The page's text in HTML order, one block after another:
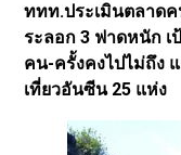
ททท.ประเมินตลาดค
ระลอก 3 ฟาดหนัก เ
คน-ครั้งคงไปไม่ถึง
เที่ยวอันซีน 25 แห่ง